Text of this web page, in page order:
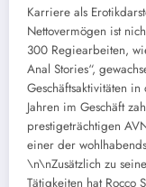
Karriere als
Nettovermögen ist
300 Regiearbeiten,
Anal Stories“,
Geschäftsaktivitäten
Jahren im Geschäft
prestigeträchtigen
einer der
\n\nZusätzlich zu
Tätigkeiten hat Rocco